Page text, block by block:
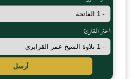
اختر القارئ
أرسل